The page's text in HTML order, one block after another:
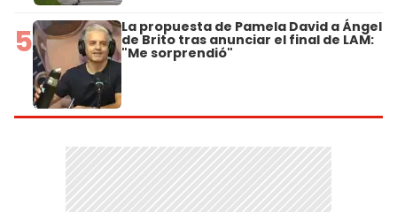
5 La propuesta de Pamela David a Ángel
de Brito tras anunciar el final de LAM:
"Me sorprendió"